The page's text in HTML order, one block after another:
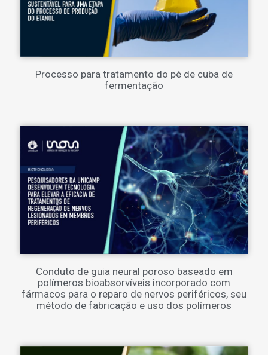
Processo para tratamento do pé de cuba de
fermentação
Conduto de guia neural poroso baseado em
polímeros bioabsorvíveis incorporado com
fármacos para o reparo de nervos periféricos, seu
método de fabricação e uso dos polímeros